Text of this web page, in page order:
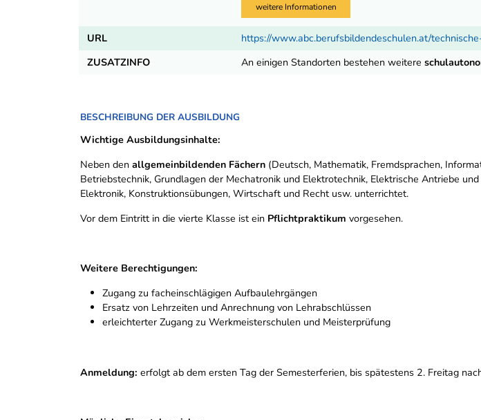
weitere Informationen
URL https://www.abc.berufsbildendeschulen.at/
ZUSATZINFO An einigen Standorten bestehen weitere
BESCHREIBUNG DER AUSBILDUNG
Wichtige Ausbildungsinhalte:
Neben den allgemeinbildenden Fächern (Deutsch, Mathematik, Fremdsprachen,
Betriebstechnik, Grundlagen der Mechatronik und Elektrotechnik, Elektrische Antriebe
Elektronik, Konstruktionsübungen, Wirtschaft und Recht usw. unterrichtet.
Vor dem Eintritt in die vierte Klasse ist ein Pflichtpraktikum vorgesehen.
Weitere Berechtigungen:
Zugang zu facheinschlägigen Aufbaulehrgängen
Ersatz von Lehrzeiten und Anrechnung von Lehrabschlüssen
erleichterter Zugang zu Werkmeisterschulen und Meisterprüfung
Anmeldung: erfolgt ab dem ersten Tag der Semesterferien, bis spätestens 2. Freitag